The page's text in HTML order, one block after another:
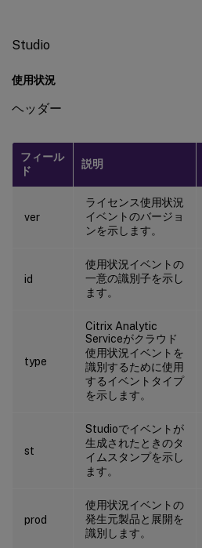
Studio
使用状況
ヘッダー
フィール
ド
説明
ver
ライセンス使用状況
イベントのバージョ
ンを示します。
id
使用状況イベントの
一意の識別子を示し
ます。
type
Citrix Analytic
Serviceがクラウド
使用状況イベントを
識別するために使用
するイベントタイプ
を示します。
st
Studioでイベントが
生成されたときのタ
イムスタンプを示し
ます。
prod
使用状況イベントの
発生元製品と展開を
識別します。